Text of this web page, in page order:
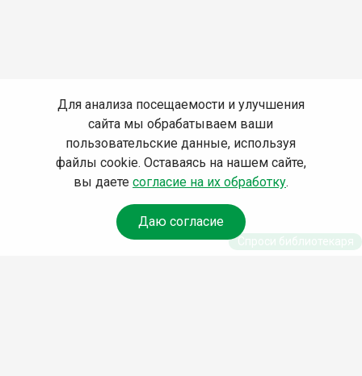
Для анализа посещаемости и улучшения
сайта мы обрабатываем ваши
пользовательские данные, используя
файлы cookie. Оставаясь на нашем сайте,
вы даете согласие на их обработку.
Даю согласие
Спроси библиотекаря